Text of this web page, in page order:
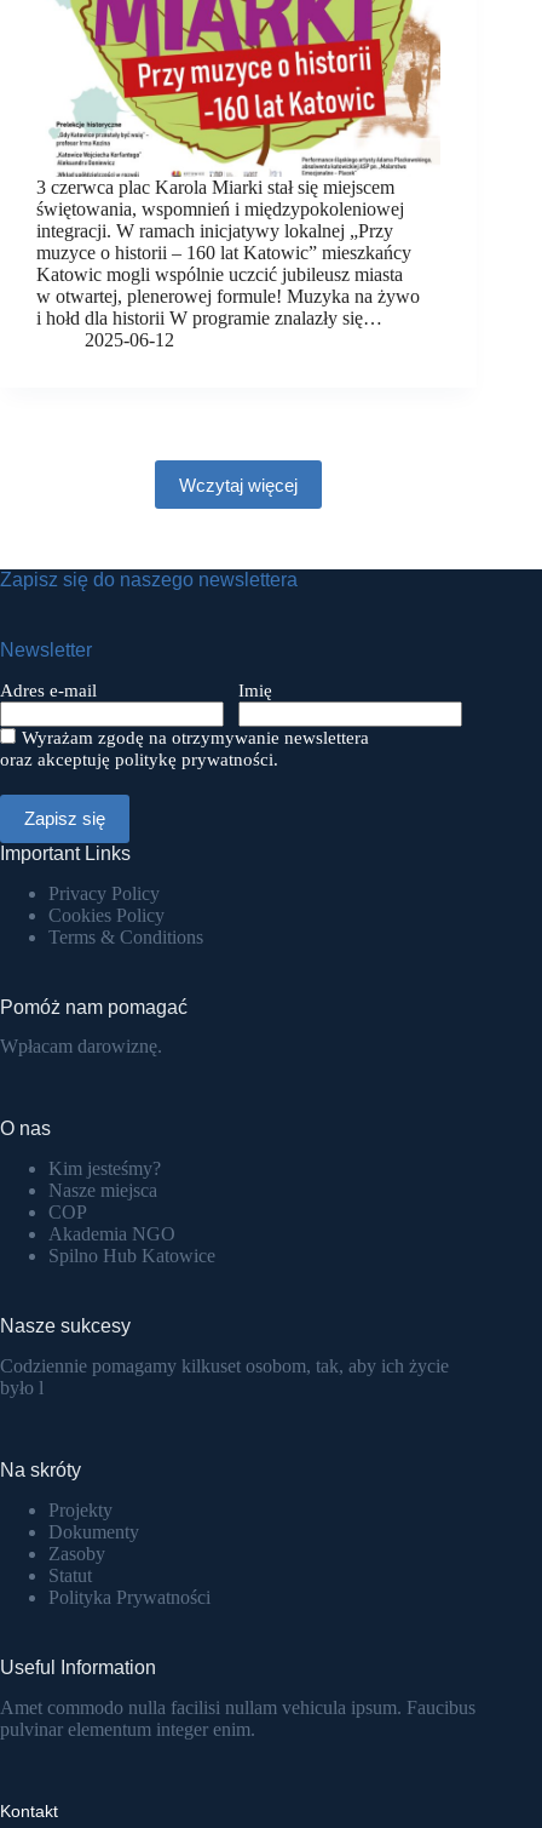
3 czerwca plac Karola Miarki stał się miejscem
świętowania, wspomnień i międzypokoleniowej
integracji. W ramach inicjatywy lokalnej „Przy
muzyce o historii – 160 lat Katowic” mieszkańcy
Katowic mogli wspólnie uczcić jubileusz miasta
w otwartej, plenerowej formule! Muzyka na żywo
i hołd dla historii W programie znalazły się…
2025-06-12
Wczytaj więcej
Zapisz się do naszego newslettera
Newsletter
Adres e-mail Imię
Wyrażam zgodę na otrzymywanie newslettera
oraz akceptuję politykę prywatności.
Important Links
Privacy Policy
Cookies Policy
Terms & Conditions
Pomóż nam pomagać
Wpłacam darowiznę.
O nas
Kim jesteśmy?
Nasze miejsca
COP
Akademia NGO
Spilno Hub Katowice
Nasze sukcesy
Codziennie pomagamy kilkuset osobom, tak, aby ich życie
było l
Na skróty
Projekty
Dokumenty
Zasoby
Statut
Polityka Prywatności
Useful Information
Amet commodo nulla facilisi nullam vehicula ipsum. Faucibus
pulvinar elementum integer enim.
Kontakt